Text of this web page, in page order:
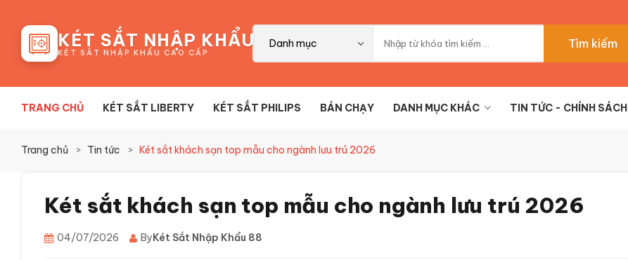
KÉT SẮT NHẬP KHẨU 88
KÉT SẮT NHẬP KHẨU CAO CẤP
Danh mục Tìm kiếm
TRANG CHỦ KÉT SẮT LIBERTY KÉT SẮT PHILIPS BÁN CHẠY DANH MỤC KHÁC TIN TỨC - CHÍNH SÁCH
Trang chủ Tin tức Két sắt khách sạn top mẫu cho ngành lưu trú 2026
Két sắt khách sạn top mẫu cho ngành lưu trú 2026
04/07/2026 ByKét Sắt Nhập Khẩu 88